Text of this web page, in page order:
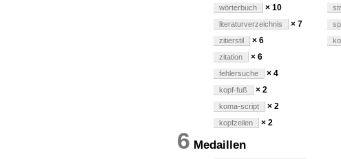
wörterbuch × 10
literaturverzeichnis × 7
zitierstil × 6
zitation × 6
fehlersuche × 4
kopf-fuß × 2
koma-script × 2
kopfzeilen × 2
6 Medaillen